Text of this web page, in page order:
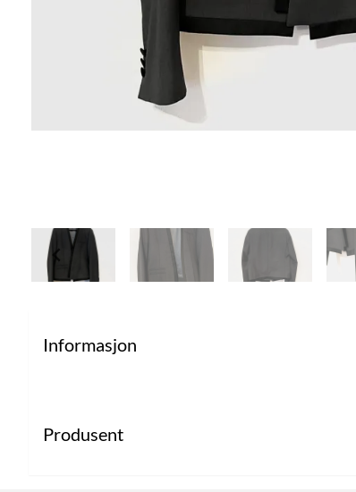
Informasjon
Produsent